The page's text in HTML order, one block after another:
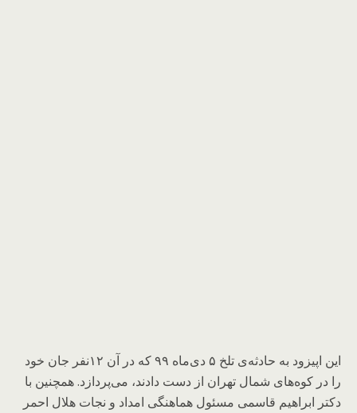
این اپیزود به حادثه‌ی تلخ ۵ دی‌ماه ۹۹ که در آن ۱۲نفر جان خود
را در کوه‌های شمال تهران از دست دادند، می‌پردازد. همچنین با
دکتر ابراهیم قاسمی مسئول هماهنگی امداد و نجات هلال احمر